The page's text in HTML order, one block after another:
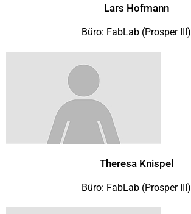
Lars Hofmann
Büro: FabLab (Prosper III)
Theresa Knispel
Büro: FabLab (Prosper III)